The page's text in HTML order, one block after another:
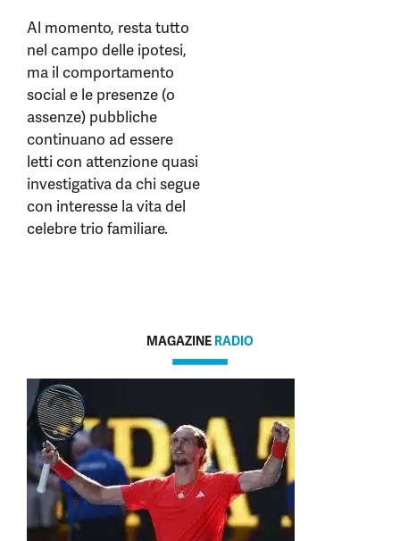
Al momento, resta tutto
nel campo delle ipotesi,
ma il comportamento
social e le presenze (o
assenze) pubbliche
continuano ad essere
letti con attenzione quasi
investigativa da chi segue
con interesse la vita del
celebre trio familiare.
MAGAZINE RADIO